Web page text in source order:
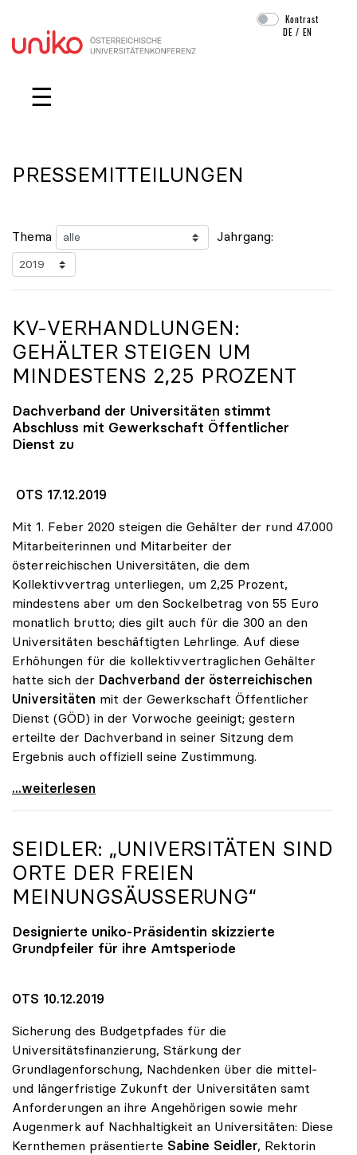
Navigation überspringen
Kontrast
DE /EN
☰
PRESSEMITTEILUNGEN
Thema Jahrgang:
KV-VERHANDLUNGEN:
GEHÄLTER STEIGEN UM
MINDESTENS 2,25 PROZENT
Dachverband der Universitäten stimmt
Abschluss mit Gewerkschaft Öffentlicher
Dienst zu
OTS 17.12.2019
Mit 1. Feber 2020 steigen die Gehälter der rund 47.000
Mitarbeiterinnen und Mitarbeiter der
österreichischen Universitäten, die dem
Kollektivvertrag unterliegen, um 2,25 Prozent,
mindestens aber um den Sockelbetrag von 55 Euro
monatlich brutto; dies gilt auch für die 300 an den
Universitäten beschäftigten Lehrlinge. Auf diese
Erhöhungen für die kollektivvertraglichen Gehälter
hatte sich der Dachverband der österreichischen
Universitäten mit der Gewerkschaft Öffentlicher
Dienst (GÖD) in der Vorwoche geeinigt; gestern
erteilte der Dachverband in seiner Sitzung dem
Ergebnis auch offiziell seine Zustimmung.
KV-Verhandlungen: Gehälter steigen um mindestens
...weiterlesen
SEIDLER: „UNIVERSITÄTEN SIND
ORTE DER FREIEN
MEINUNGSÄUSSERUNG“
Designierte uniko-Präsidentin skizzierte
Grundpfeiler für ihre Amtsperiode
OTS 10.12.2019
Sicherung des Budgetpfades für die
Universitätsfinanzierung, Stärkung der
Grundlagenforschung, Nachdenken über die mittel-
und längerfristige Zukunft der Universitäten samt
Anforderungen an ihre Angehörigen sowie mehr
Augenmerk auf Nachhaltigkeit an Universitäten: Diese
Kernthemen präsentierte Sabine Seidler, Rektorin